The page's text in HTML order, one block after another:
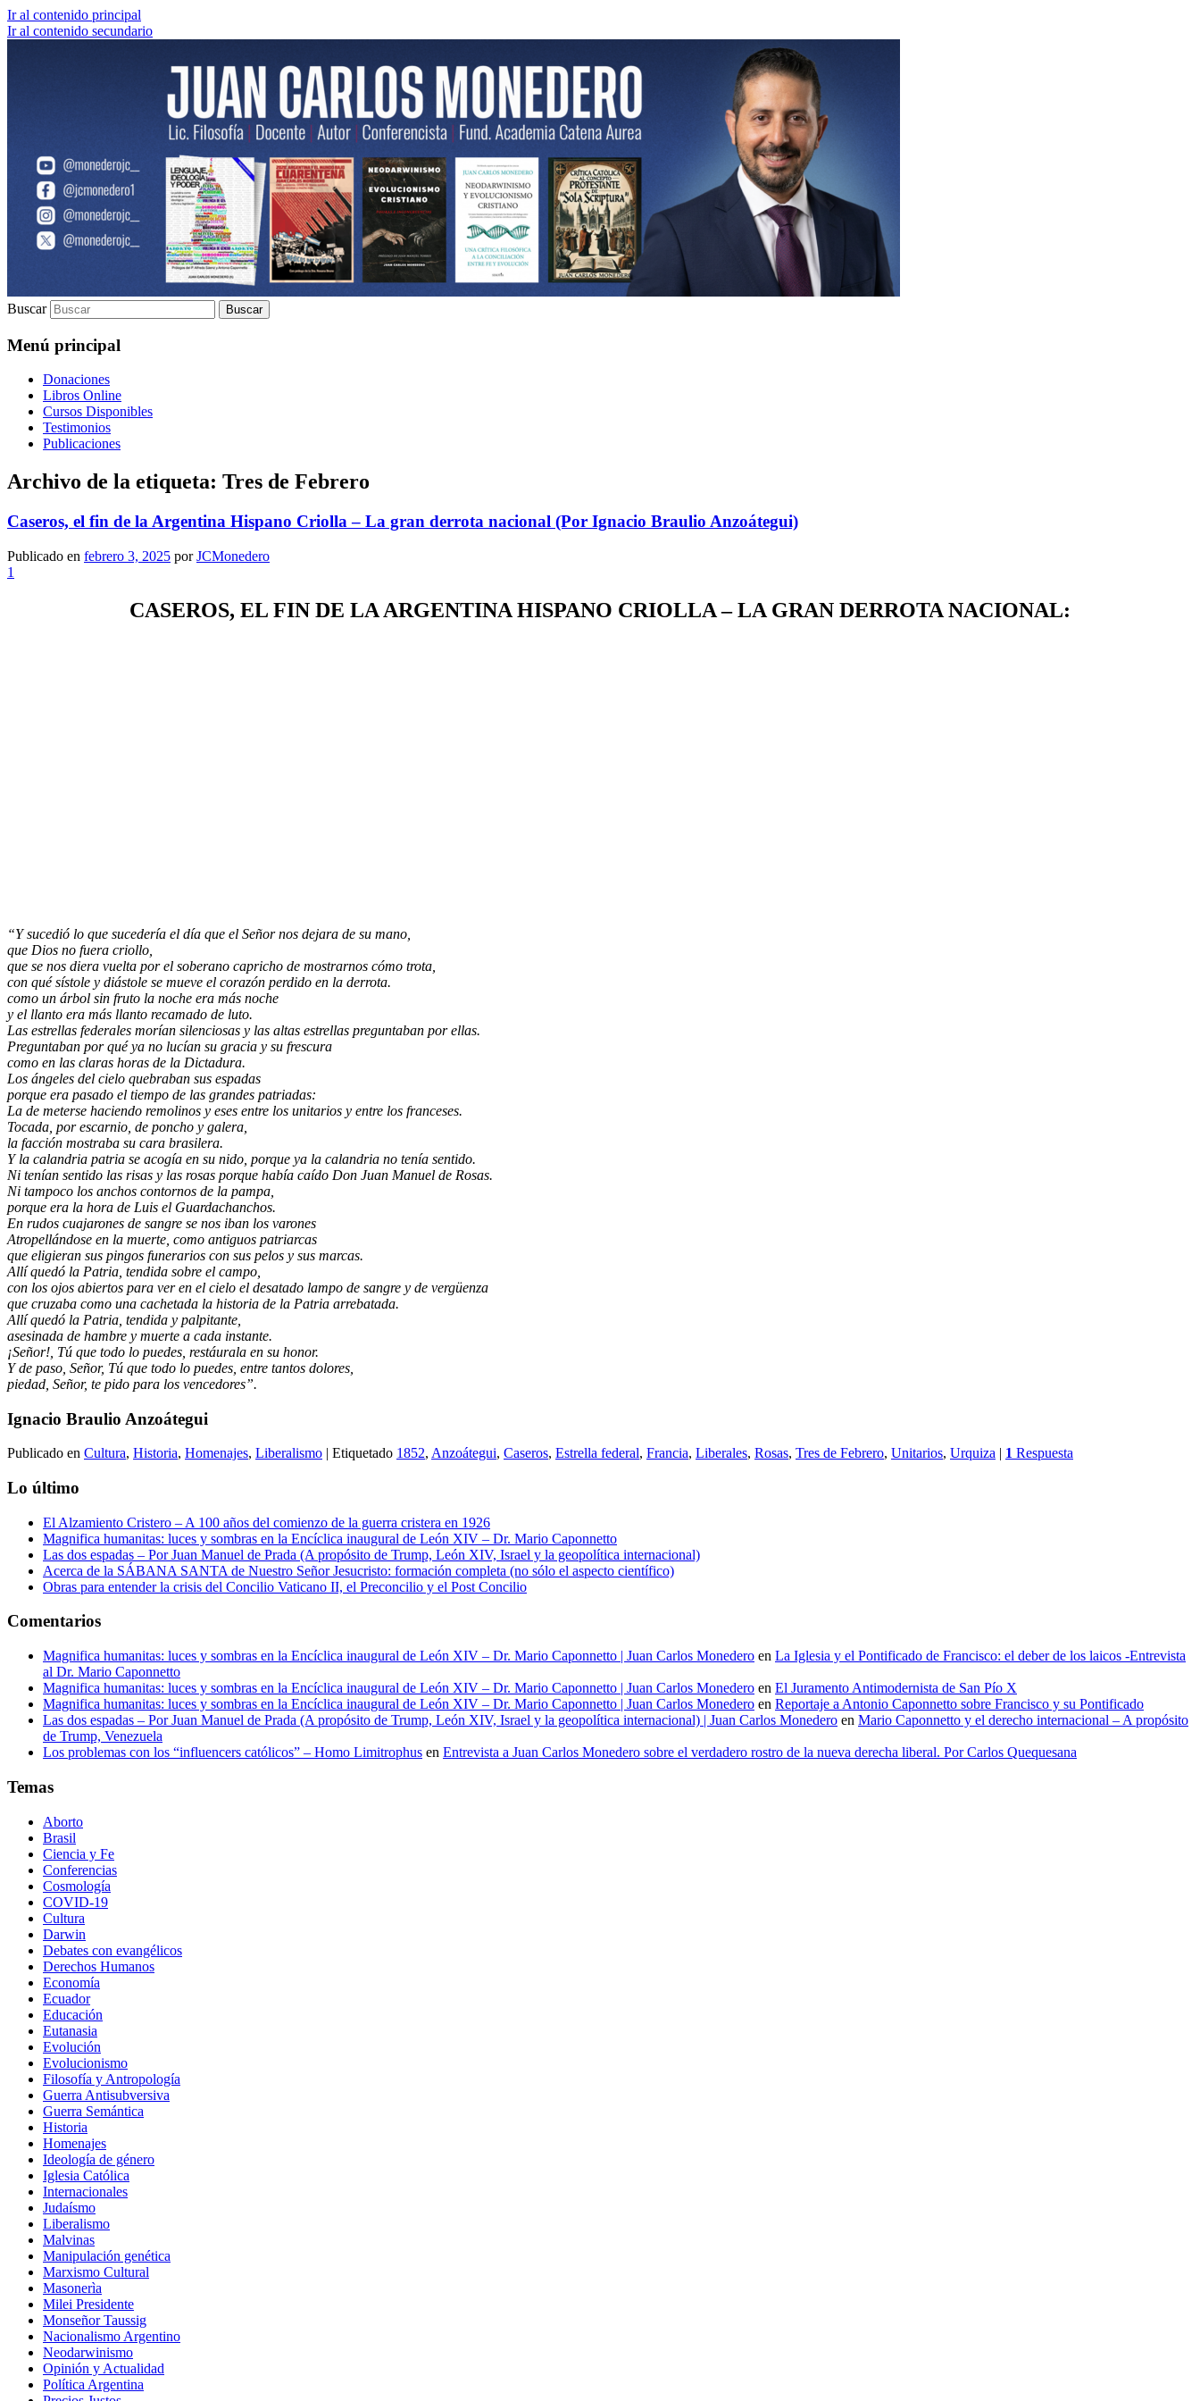
Ir al contenido principal
Ir al contenido secundario
Juan Carlos Monedero
Lic. Filosofía | Docente | Autor | Conferencista | Fund. Academia Catena Aurea
Buscar
Menú principal
Donaciones
Libros Online
Cursos Disponibles
Testimonios
Publicaciones
Archivo de la etiqueta: Tres de Febrero
Caseros, el fin de la Argentina Hispano Criolla – La gran derrota nacional (Por Ignacio Braulio Anzoátegui)
Publicado en febrero 3, 2025 porJCMonedero
1
CASEROS, EL FIN DE LA ARGENTINA HISPANO CRIOLLA – LA GRAN DERROTA NACIONAL:
“Y sucedió lo que sucedería el día que el Señor nos dejara de su mano,
que Dios no fuera criollo,
que se nos diera vuelta por el soberano capricho de mostrarnos cómo trota,
con qué sístole y diástole se mueve el corazón perdido en la derrota.
como un árbol sin fruto la noche era más noche
y el llanto era más llanto recamado de luto.
Las estrellas federales morían silenciosas y las altas estrellas preguntaban por ellas.
Preguntaban por qué ya no lucían su gracia y su frescura
como en las claras horas de la Dictadura.
Los ángeles del cielo quebraban sus espadas
porque era pasado el tiempo de las grandes patriadas:
La de meterse haciendo remolinos y eses entre los unitarios y entre los franceses.
Tocada, por escarnio, de poncho y galera,
la facción mostraba su cara brasilera.
Y la calandria patria se acogía en su nido, porque ya la calandria no tenía sentido.
Ni tenían sentido las risas y las rosas porque había caído Don Juan Manuel de Rosas.
Ni tampoco los anchos contornos de la pampa,
porque era la hora de Luis el Guardachanchos.
En rudos cuajarones de sangre se nos iban los varones
Atropellándose en la muerte, como antiguos patriarcas
que eligieran sus pingos funerarios con sus pelos y sus marcas.
Allí quedó la Patria, tendida sobre el campo,
con los ojos abiertos para ver en el cielo el desatado lampo de sangre y de vergüenza
que cruzaba como una cachetada la historia de la Patria arrebatada.
Allí quedó la Patria, tendida y palpitante,
asesinada de hambre y muerte a cada instante.
¡Señor!, Tú que todo lo puedes, restáurala en su honor.
Y de paso, Señor, Tú que todo lo puedes, entre tantos dolores,
piedad, Señor, te pido para los vencedores”.
Ignacio Braulio Anzoátegui
Publicado en Cultura, Historia, Homenajes, Liberalismo | Etiquetado 1852, Anzoátegui, Caseros, Estrella federal, Francia, Liberales, Rosas, Tres de Febrero, Unitarios, Urquiza | 1 Respuesta
Lo último
El Alzamiento Cristero – A 100 años del comienzo de la guerra cristera en 1926
Magnifica humanitas: luces y sombras en la Encíclica inaugural de León XIV – Dr. Mario Caponnetto
Las dos espadas – Por Juan Manuel de Prada (A propósito de Trump, León XIV, Israel y la geopolítica internacional)
Acerca de la SÁBANA SANTA de Nuestro Señor Jesucristo: formación completa (no sólo el aspecto científico)
Obras para entender la crisis del Concilio Vaticano II, el Preconcilio y el Post Concilio
Comentarios
Magnifica humanitas: luces y sombras en la Encíclica inaugural de León XIV – Dr. Mario Caponnetto | Juan Carlos Monedero en La Iglesia y el Pontificado de Francisco: el deber de los laicos -Entrevista
al Dr. Mario Caponnetto
Magnifica humanitas: luces y sombras en la Encíclica inaugural de León XIV – Dr. Mario Caponnetto | Juan Carlos Monedero en El Juramento Antimodernista de San Pío X
Magnifica humanitas: luces y sombras en la Encíclica inaugural de León XIV – Dr. Mario Caponnetto | Juan Carlos Monedero en Reportaje a Antonio Caponnetto sobre Francisco y su Pontificado
Las dos espadas – Por Juan Manuel de Prada (A propósito de Trump, León XIV, Israel y la geopolítica internacional) | Juan Carlos Monedero en Mario Caponnetto y el derecho internacional – A propósito
de Trump, Venezuela
Los problemas con los “influencers católicos” – Homo Limitrophus en Entrevista a Juan Carlos Monedero sobre el verdadero rostro de la nueva derecha liberal. Por Carlos Quequesana
Temas
Aborto
Brasil
Ciencia y Fe
Conferencias
Cosmología
COVID-19
Cultura
Darwin
Debates con evangélicos
Derechos Humanos
Economía
Ecuador
Educación
Eutanasia
Evolución
Evolucionismo
Filosofía y Antropología
Guerra Antisubversiva
Guerra Semántica
Historia
Homenajes
Ideología de género
Iglesia Católica
Internacionales
Judaísmo
Liberalismo
Malvinas
Manipulación genética
Marxismo Cultural
Masonerìa
Milei Presidente
Monseñor Taussig
Nacionalismo Argentino
Neodarwinismo
Opinión y Actualidad
Política Argentina